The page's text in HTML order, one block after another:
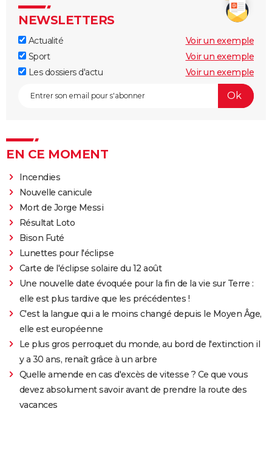
NEWSLETTERS
Actualité
Voir un exemple
Sport
Voir un exemple
Les dossiers d'actu
Voir un exemple
EN CE MOMENT
Incendies
Nouvelle canicule
Mort de Jorge Messi
Résultat Loto
Bison Futé
Lunettes pour l'éclipse
Carte de l'éclipse solaire du 12 août
Une nouvelle date évoquée pour la fin de la vie sur Terre :
elle est plus tardive que les précédentes !
C'est la langue qui a le moins changé depuis le Moyen Âge,
elle est européenne
Le plus gros perroquet du monde, au bord de l'extinction il
y a 30 ans, renaît grâce à un arbre
Quelle amende en cas d'excès de vitesse ? Ce que vous
devez absolument savoir avant de prendre la route des
vacances